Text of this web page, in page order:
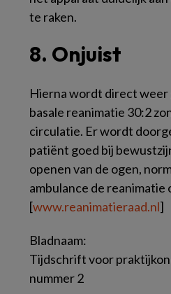
te raken.
8. Onjuist
Hierna wordt direct weer
basale reanimatie 30:2
circulatie. Er wordt
patiënt goed bij
openen van de ogen,
ambulance de reanimatie
[www.reanimatieraad.nl]
Bladnaam:
Tijdschrift voor
nummer 2